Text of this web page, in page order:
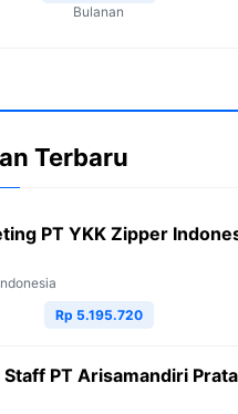
Bulanan
Terbaru
PT YKK Zipper
Rp 5.195.720
PT Arisamandiri